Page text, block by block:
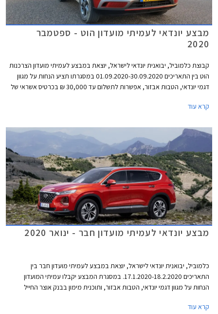
מבצע יונדאי לעמיתי מועדון הוט - ספטמבר
2020
קבוצת כלמוביל, יבואנית יונדאי לישראל, יוצאת במבצע לעמיתי מועדון הצרכנות
הוט בין התאריכים 01.09.2020-30.09.2020 במסגרתו תציע הנחות על מגוון
דגמי יונדאי, הטבות אבזור, אפשרות לתשלום עד 30,000 ₪ בכרטיס אשראי של
מרכזי המכירה של יונדאי הפרושים ברחבי הארץ.
קרא עוד
מבצע יונדאי לעמיתי מועדון חבר - ינואר 2020
כלמוביל, יבואנית יונדאי לישראל, יוצאת במבצע לעמיתי מועדון חבר בין
התאריכים 17.1.2020-18.2.2020. במסגרת המבצע יקבלו עמיתי המועדון
הנחות על מגוון דגמי יונדאי, הטבות אבזור, ותוכנית מימון בבנק אוצר החייל
תכנית המימון חבר ליס. המבצע ייערך בכל אולמות התצוגה של יונדאי ברחבי
קרא עוד